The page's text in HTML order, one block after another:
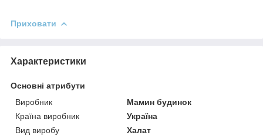
Приховати
Характеристики
Основні атрибути
Виробник
Мамин будинок
Країна виробник
Україна
Вид виробу
Халат